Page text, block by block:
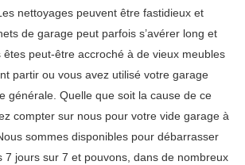
nettoyages peuvent être fastidieux et
de garage peut parfois s’avérer long et
êtes peut-être accroché à de vieux meubles
partir ou vous avez utilisé votre garage
générale. Quelle que soit la cause de ce
compter sur nous pour votre vide garage à
sommes disponibles pour débarrasser
7 jours sur 7 et pouvons, dans de nombreux